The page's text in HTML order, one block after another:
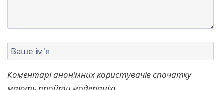
Коментарі анонімних користувачів спочатку
мають пройти модерацію.